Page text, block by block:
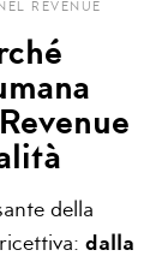
REVENUE
della
dalla